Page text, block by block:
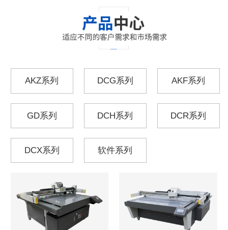
AKZ系列 DCG系列 AKF系列
GD系列 DCH系列 DCR系列
DCX系列 软件系列